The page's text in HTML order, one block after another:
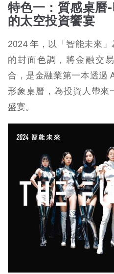
特色一：質感桌曆
的太空投資饗宴
2024 年，以「智能未來
的封面色調，將金融交
合，是金融業第一本透過
形象桌曆，為投資人帶來
盛宴。